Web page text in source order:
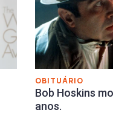
OBITUÁRIO
Bob Hoskins
anos.